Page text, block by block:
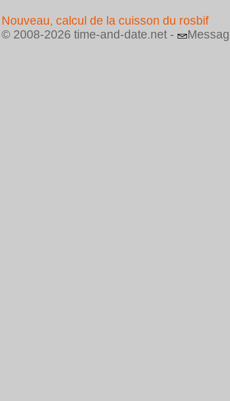
Nouveau, calcul de la cuisson du rosbif
© 2008-2026 time-and-date.net -